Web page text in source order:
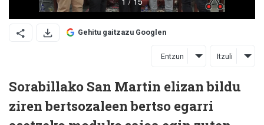
Gehitu gaitzazu Googlen
Entzun Itzuli
Sorabillako San Martin elizan bildu
ziren bertsozaleen bertso egarri